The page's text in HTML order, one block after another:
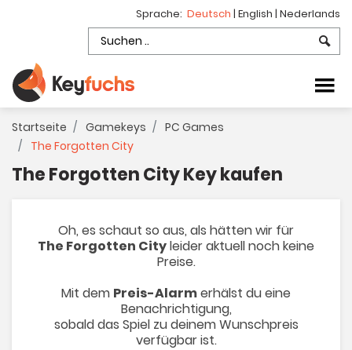
Sprache: Deutsch | English | Nederlands
Startseite Gamekeys
PC Games
The Forgotten City
The Forgotten City Key kaufen
Oh, es schaut so aus, als hätten wir für
The Forgotten Cityleider aktuell noch keine
Preise.
Mit dem Preis-Alarmerhälst du eine
Benachrichtigung,
sobald das Spiel zu deinem Wunschpreis
verfügbar ist.